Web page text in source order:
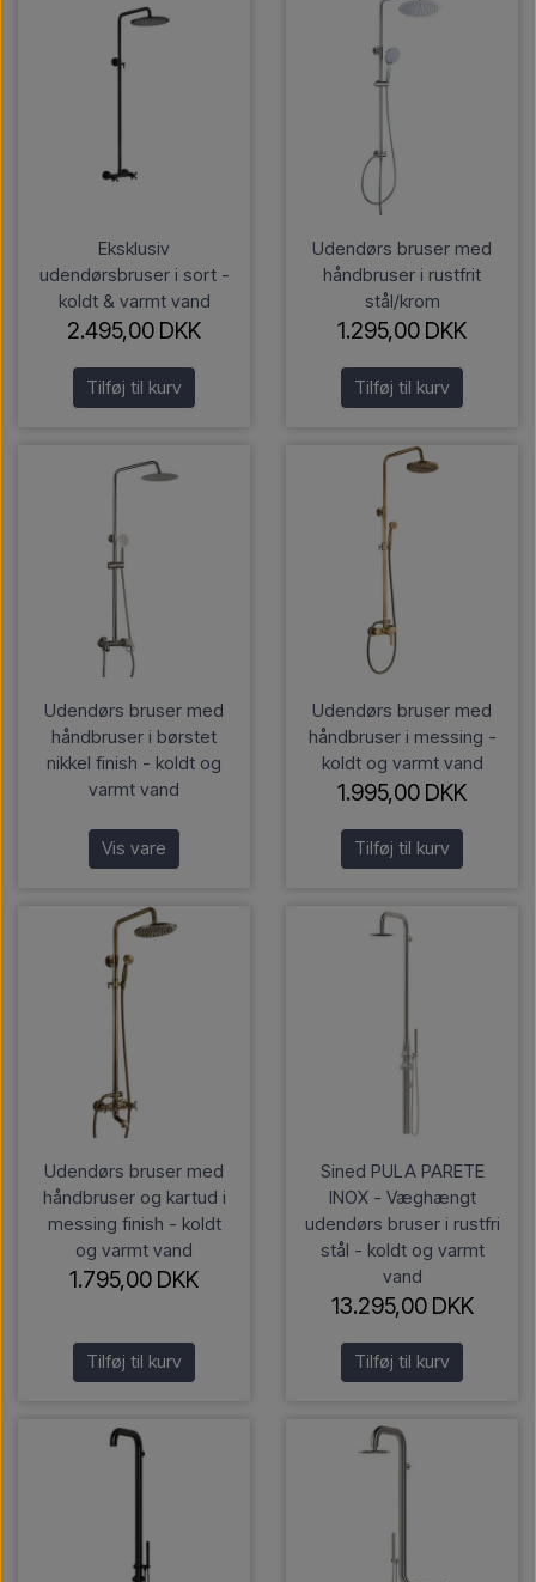
Eksklusiv
udendørsbruser i sort -
koldt & varmt vand
2.495,00 DKK
Tilføj til kurv
Udendørs bruser med
håndbruser i rustfrit
stål/krom
1.295,00 DKK
Tilføj til kurv
Udendørs bruser med
håndbruser i børstet
nikkel finish - koldt og
varmt vand
Vis vare
Udendørs bruser med
håndbruser i messing -
koldt og varmt vand
1.995,00 DKK
Tilføj til kurv
Udendørs bruser med
håndbruser og kartud i
messing finish - koldt
og varmt vand
1.795,00 DKK
Tilføj til kurv
Sined PULA PARETE
INOX - Væghængt
udendørs bruser i rustfri
stål - koldt og varmt
vand
13.295,00 DKK
Tilføj til kurv